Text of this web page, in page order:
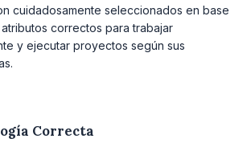
cuidadosamente seleccionados en base
correctos para trabajar
y ejecutar proyectos según sus
Correcta